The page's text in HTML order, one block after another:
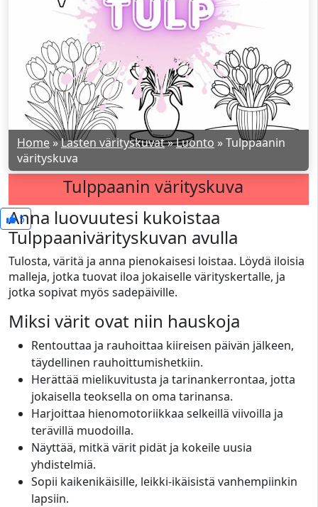
Home »Lasten värityskuvat»Luonto »Tulppaanin
värityskuva
Tulppaanin värityskuva
5
Anna luovuutesi kukoistaa
Tulppaanivärityskuvan avulla
Tulosta, väritä ja anna pienokaisesi loistaa. Löydä iloisia
malleja, jotka tuovat iloa jokaiselle värityskertalle, ja
jotka sopivat myös sadepäiville.
Miksi värit ovat niin hauskoja
Rentouttaa ja rauhoittaa kiireisen päivän jälkeen,
täydellinen rauhoittumishetkiin.
Herättää mielikuvitusta ja tarinankerrontaa, jotta
jokaisella teoksella on oma tarinansa.
Harjoittaa hienomotoriikkaa selkeillä viivoilla ja
terävillä muodoilla.
Näyttää, mitkä värit pidät ja kokeile uusia
yhdistelmiä.
Sopii kaikenikäisille, leikki-ikäisistä vanhempiinkin
lapsiin.